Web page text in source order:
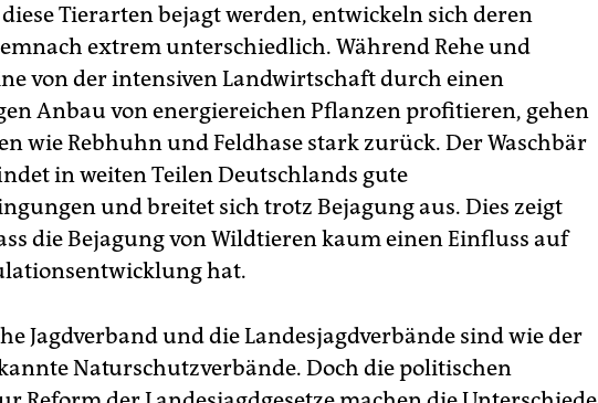
Tierarten bejagt werden, entwickeln sich deren
extrem unterschiedlich. Während Rehe und
von der intensiven Landwirtschaft durch einen
Anbau von energiereichen Pflanzen profitieren, gehen
wie Rebhuhn und Feldhase stark zurück. Der Waschbär
in weiten Teilen Deutschlands gute
und breitet sich trotz Bejagung aus. Dies zeigt
die Bejagung von Wildtieren kaum einen Einfluss auf
hat.
Jagdverband und die Landesjagdverbände sind wie der
Naturschutzverbände. Doch die politischen